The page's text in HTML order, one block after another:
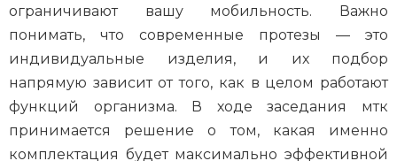
ограничивают вашу мобильность. Важно
понимать, что современные протезы — это
индивидуальные изделия, и их подбор
напрямую зависит от того, как в целом работают
функций организма. В ходе заседания мтк
принимается решение о том, какая именно
комплектация будет максимально эффективной